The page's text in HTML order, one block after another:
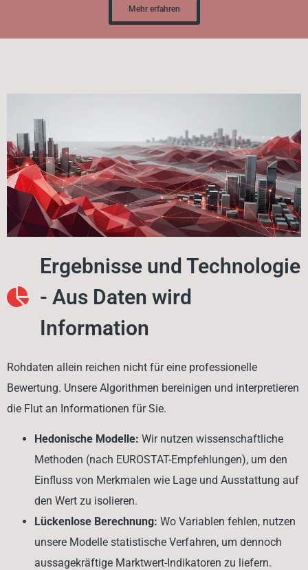
Mehr erfahren
Ergebnisse und Technologie
- Aus Daten wird
Information
Rohdaten allein reichen nicht für eine professionelle
Bewertung. Unsere Algorithmen bereinigen und interpretieren
die Flut an Informationen für Sie.
Hedonische Modelle: Wir nutzen wissenschaftliche
Methoden (nach EUROSTAT-Empfehlungen), um den
Einfluss von Merkmalen wie Lage und Ausstattung auf
den Wert zu isolieren.
Lückenlose Berechnung: Wo Variablen fehlen, nutzen
unsere Modelle statistische Verfahren, um dennoch
aussagekräftige Marktwert-Indikatoren zu liefern.